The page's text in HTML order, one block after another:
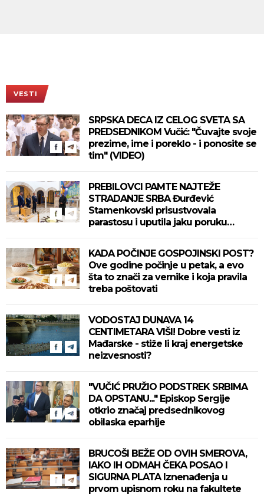
VESTI
SRPSKA DECA IZ CELOG SVETA SA
PREDSEDNIKOM Vučić: "Čuvajte svoje
prezime, ime i poreklo - i ponosite se
tim" (VIDEO)
PREBILOVCI PAMTE NAJTEŽE
STRADANJE SRBA Đurđević
Stamenkovski prisustvovala
parastosu i uputila jaku poruku
KADA POČINJE GOSPOJINSKI POST?
Ove godine počinje u petak, a evo
šta to znači za vernike i koja pravila
treba poštovati
VODOSTAJ DUNAVA 14
CENTIMETARA VIŠI! Dobre vesti iz
Mađarske - stiže li kraj energetske
neizvesnosti?
"VUČIĆ PRUŽIO PODSTREK SRBIMA
DA OPSTANU..." Episkop Sergije
otkrio značaj predsednikovog
obilaska eparhije
BRUCOŠI BEŽE OD OVIH SMEROVA,
IAKO IH ODMAH ČEKA POSAO I
SIGURNA PLATA Iznenađenja u
prvom upisnom roku na fakultete